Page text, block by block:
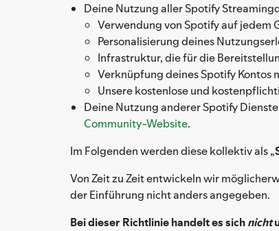
Deine Nutzung aller Spotify
Verwendung von Spotify auf jedem
Personalisierung deines
Infrastruktur, die für die
Verknüpfung deines Spotify Kontos
Unsere kostenlose und
Deine Nutzung anderer Spotify
Community-Website.
Im Folgenden werden diese kollektiv als „
Von Zeit zu Zeit entwickeln wir
der Einführung nicht anders angegeben.
Bei dieser Richtlinie handelt es sichnicht